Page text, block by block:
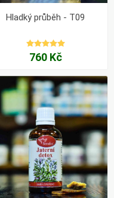
Hladký průběh - T09
760 Kč